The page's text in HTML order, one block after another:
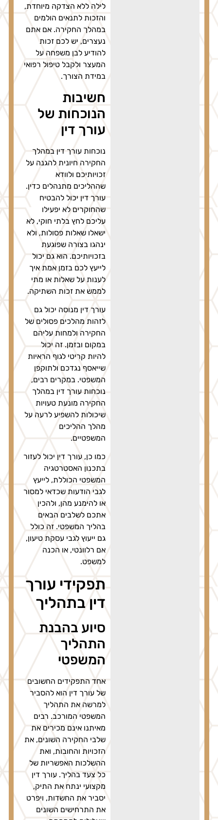
לילה ללא הצדקה מיוחדת,
והזכות לתנאים הולמים
במהלך החקירה. אם אתם
נעצרים, יש לכם זכות
להודיע לבן משפחה על
המעצר ולקבל טיפול רפואי
במידת הצורך.
חשיבות
הנוכחות של
עורך דין
נוכחות עורך דין במהלך
החקירה חיונית להגנה על
זכויותיכם ולוודא
שההליכים מתנהלים כדין.
עורך דין יכול להבטיח
שהחוקרים לא יפעילו
עליכם לחץ בלתי חוקי, לא
ישאלו שאלות פסולות, ולא
ינהגו בצורה שפוגעת
בזכויותיכם. הוא גם יכול
לייעץ לכם בזמן אמת איך
לענות על שאלות או מתי
לממש את זכות השתיקה.
עורך דין מנוסה יכול גם
לזהות מהלכים פסולים של
החקירה ולמחות עליהם
במקום ובזמן. זה יכול
להיות קריטי לגוף הראיות
שייאסף נגדכם ולתוקפן
המשפטי. במקרים רבים,
נוכחות עורך דין במהלך
החקירה מונעת טעויות
שיכולות להשפיע לרעה על
מהלך ההליכים
המשפטיים.
כמו כן, עורך דין יכול לעזור
בתכנון האסטרטגיה
המשפטי הכוללת, לייעץ
לגבי הודעות שכדאי למסור
או להימנע מהן, ולהכין
אתכם לשלבים הבאים
בהליך המשפטי. זה כולל
גם ייעוץ לגבי עסקת טיעון,
אם רלוונטי, או הכנה
למשפט.
תפקידי עורך
דין בתהליך
סיוע בהבנת
התהליך
המשפטי
אחד התפקידים החשובים
של עורך דין הוא להסביר
למרשה את התהליך
המשפטי המורכב. רבים
מאיתנו אינם מכירים את
שלבי החקירה השונים, את
הזכויות והחובות, ואת
ההשלכות האפשריות של
כל צעד בהליך. עורך דין
מקצועי ינתח את התיק,
יסביר את החשדות, ויפרט
את התרחישים השונים